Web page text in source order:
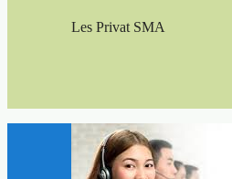
Les Privat SMA